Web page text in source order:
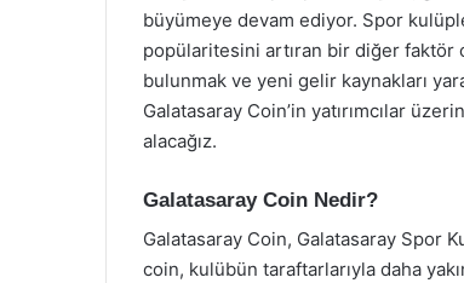
büyümeye devam ediyor. Spor
popülaritesini artıran bir diğer faktör
bulunmak ve yeni gelir kaynakları
Galatasaray Coin’in yatırımcılar
alacağız.
Galatasaray Coin Nedir?
Galatasaray Coin, Galatasaray Spor
coin, kulübün taraftarlarıyla daha